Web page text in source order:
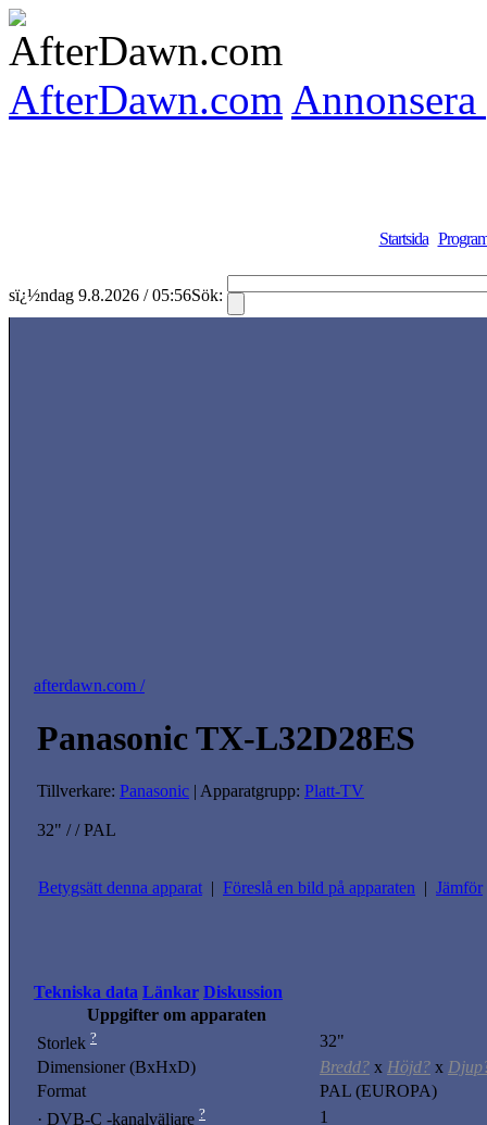
AfterDawn.com
Startsida
sï¿½ndag 9.8.2026 / 05:56Sök:
afterdawn.com /
Panasonic TX-L32D28ES
Tillverkare: Panasonic | Apparatgrupp: Platt-TV
32" / / PAL
Betygsätt denna apparat | Föreslå en bild på apparaten | Jämför
Tekniska data Länkar Diskussion
Uppgifter om apparaten
Storlek ?
32"
Dimensioner (BxHxD)
Bredd? x Höjd? x
Format
PAL (EUROPA)
· DVB-C -kanalväljare ?
1